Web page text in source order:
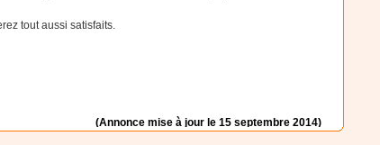
tout aussi satisfaits.
(Annonce mise à jour le 15 septembre 2014)